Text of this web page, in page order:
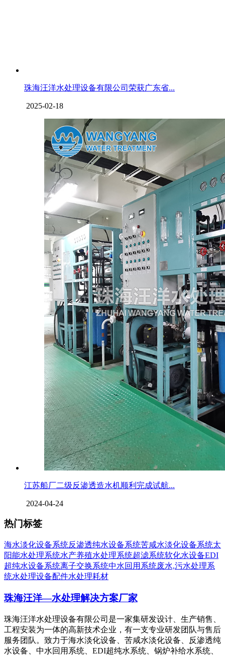
珠海汪洋水处理设备有限公司荣获广东省...
2025-02-18
江苏船厂二级反渗透造水机顺利完成试航...
2024-04-24
热门标签
海水淡化设备系统反渗透纯水设备系统苦咸水淡化设备系统太
阳能水处理系统水产养殖水处理系统超滤系统软化水设备EDI
超纯水设备系统离子交换系统中水回用系统废水,污水处理系
统水处理设备配件水处理耗材
珠海汪洋—水处理解决方案厂家
珠海汪洋水处理设备有限公司是一家集研发设计、生产销售、
工程安装为一体的高新技术企业，有一支专业研发团队与售后
服务团队。致力于海水淡化设备、苦咸水淡化设备、反渗透纯
水设备、中水回用系统、EDI超纯水系统、锅炉补给水系统、